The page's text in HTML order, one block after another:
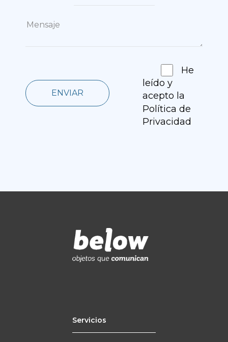
ENVIAR
He
leído y
acepto la
Política de
Privacidad
Servicios